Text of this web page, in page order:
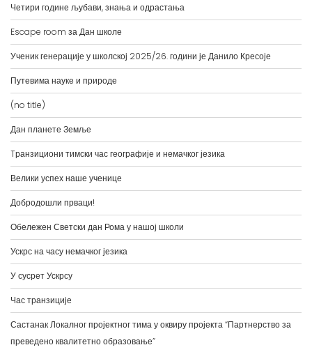
Четири године љубави, знања и одрастања
Escape room за Дан школе
Ученик генерације у школској 2025/26. години је Данило Кресоје
Путевима науке и природе
(no title)
Дан планете Земље
Tранзициони тимски час географије и немачког језика
Велики успех наше ученице
Добродошли прваци!
Обележен Светски дан Рома у нашој школи
Ускрс на часу немачког језика
У сусрет Ускрсу
Час транзиције
Састанак Локалног пројектног тима у оквиру пројекта “Партнерство за
преведено квалитетно образовање”